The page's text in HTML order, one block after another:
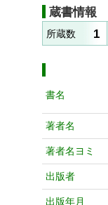
蔵書情報
所蔵数 1
書名
著者名
著者名ヨミ
出版者
出版年月